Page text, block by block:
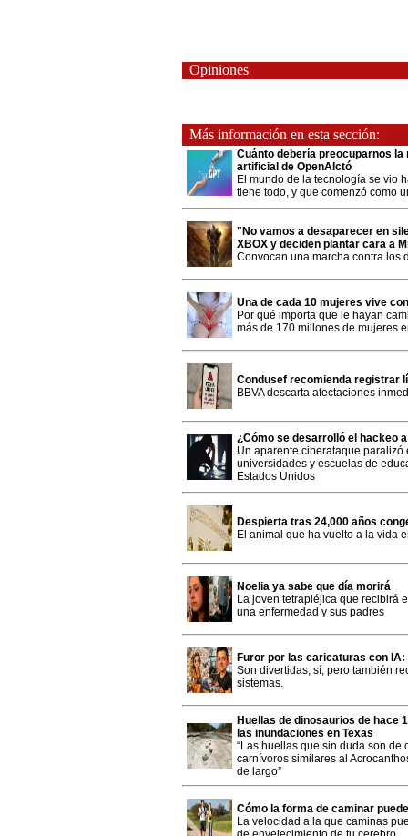
Opiniones
Más información en esta sección:
Cuánto debería preocuparnos
artificial de OpenAIctó
El mundo de la tecnología se vio
tiene todo, y que comenzó como
"No vamos a desaparecer en
XBOX y deciden plantar cara a
Convocan una marcha contra los
Una de cada 10 mujeres vive
Por qué importa que le hayan
más de 170 millones de mujeres
Condusef recomienda registrar
BBVA descarta afectaciones
¿Cómo se desarrolló el hackeo
Un aparente ciberataque
universidades y escuelas de
Estados Unidos
Despierta tras 24,000 años
El animal que ha vuelto a la vida
Noelia ya sabe que día morirá
La joven tetrapléjica que recibirá
una enfermedad y sus padres
Furor por las caricaturas con
Son divertidas, sí, pero también
sistemas.
Huellas de dinosaurios de hace
las inundaciones en Texas
“Las huellas que sin duda son
carnívoros similares al
de largo”
Cómo la forma de caminar
La velocidad a la que caminas